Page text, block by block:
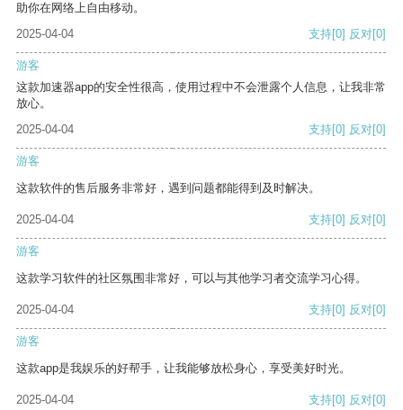
助你在网络上自由移动。
2025-04-04
支持[0] 反对[0]
游客
这款加速器app的安全性很高，使用过程中不会泄露个人信息，让我非常
放心。
2025-04-04
支持[0] 反对[0]
游客
这款软件的售后服务非常好，遇到问题都能得到及时解决。
2025-04-04 支持[0] 反对[0]
游客
这款学习软件的社区氛围非常好，可以与其他学习者交流学习心得。
2025-04-04 支持[0] 反对[0]
游客
这款app是我娱乐的好帮手，让我能够放松身心，享受美好时光。
2025-04-04 支持[0] 反对[0]